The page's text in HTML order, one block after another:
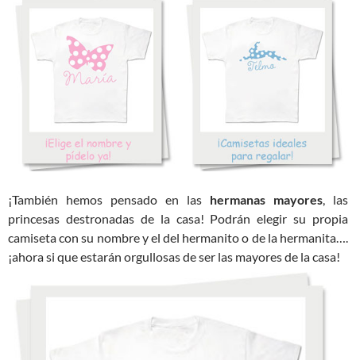
¡También hemos pensado en las hermanas mayores, las
princesas destronadas de la casa! Podrán elegir su propia
camiseta con su nombre y el del hermanito o de la hermanita….
¡ahora si que estarán orgullosas de ser las mayores de la casa!